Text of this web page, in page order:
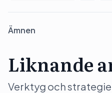
Ämnen
Liknande
Verktyg och